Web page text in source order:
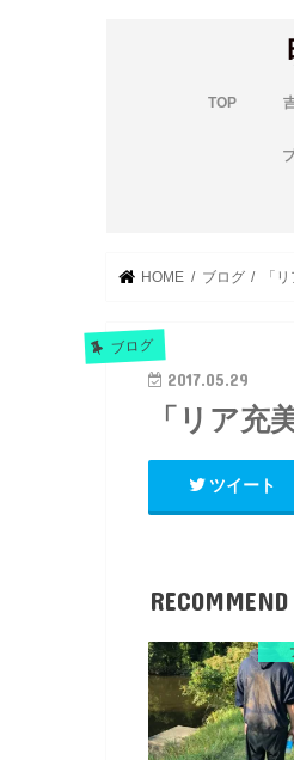
TOP
HOME ブログ 「
ブログ
2017.05.29
「リア充
ツイート
RECOMMEND